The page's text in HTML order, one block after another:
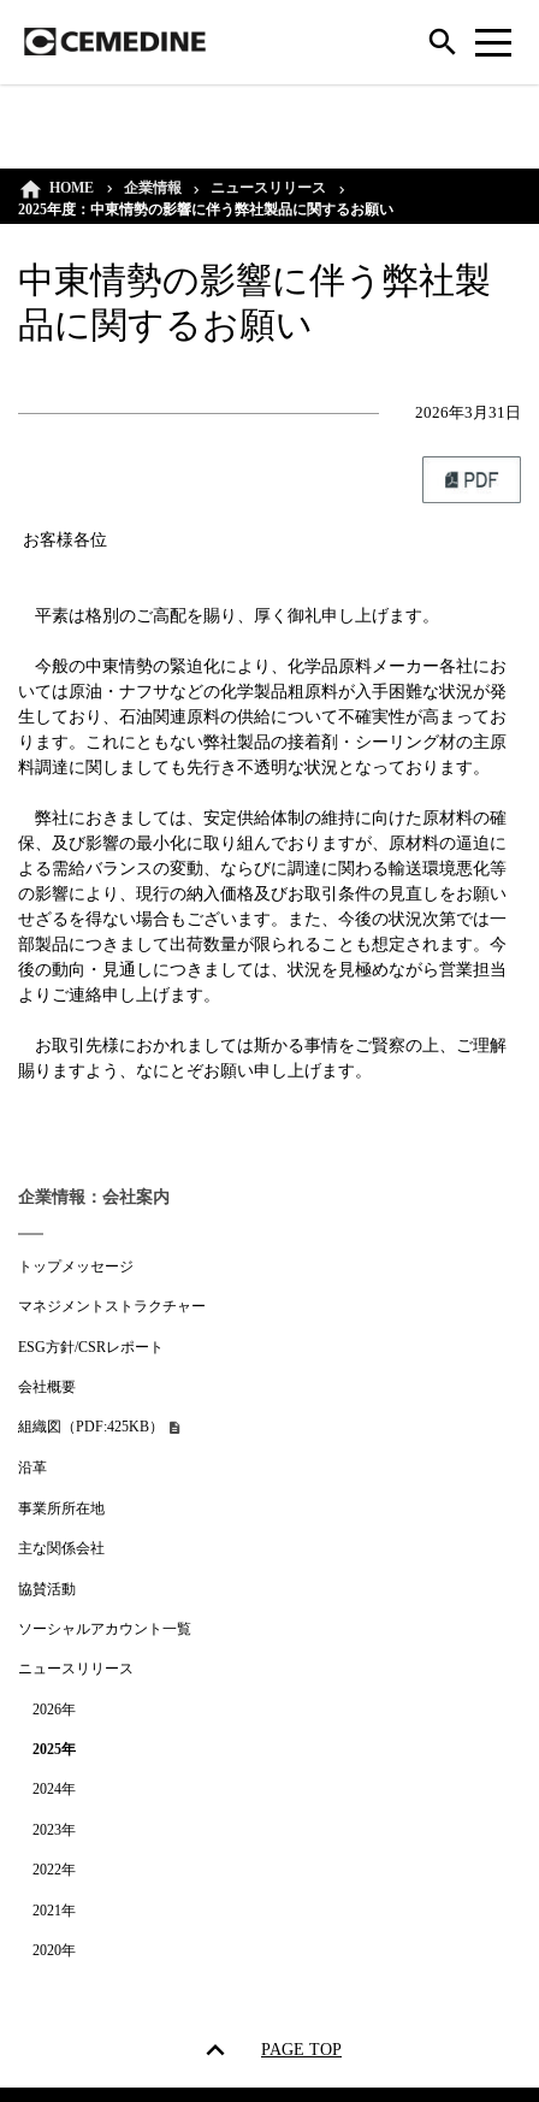
HOME 企業情報
ニュースリリース
2025年度：中東情勢の影響に伴う弊社製品に関するお願い
中東情勢の影響に伴う弊社製
品に関するお願い
2026年3月31日
お客様各位
平素は格別のご高配を賜り、厚く御礼申し上げます。
今般の中東情勢の緊迫化により、化学品原料メーカー各社にお
いては原油・ナフサなどの化学製品粗原料が入手困難な状況が発
生しており、石油関連原料の供給について不確実性が高まってお
ります。これにともない弊社製品の接着剤・シーリング材の主原
料調達に関しましても先行き不透明な状況となっております。
弊社におきましては、安定供給体制の維持に向けた原材料の確
保、及び影響の最小化に取り組んでおりますが、原材料の逼迫に
よる需給バランスの変動、ならびに調達に関わる輸送環境悪化等
の影響により、現行の納入価格及びお取引条件の見直しをお願い
せざるを得ない場合もございます。また、今後の状況次第では一
部製品につきまして出荷数量が限られることも想定されます。今
後の動向・見通しにつきましては、状況を見極めながら営業担当
よりご連絡申し上げます。
お取引先様におかれましては斯かる事情をご賢察の上、ご理解
賜りますよう、なにとぞお願い申し上げます。
企業情報：会社案内
トップメッセージ
マネジメントストラクチャー
ESG方針/CSRレポート
会社概要
組織図（PDF:425KB）
沿革
事業所所在地
主な関係会社
協賛活動
ソーシャルアカウント一覧
ニュースリリース
2026年
2025年
2024年
2023年
2022年
2021年
2020年
PAGE TOP